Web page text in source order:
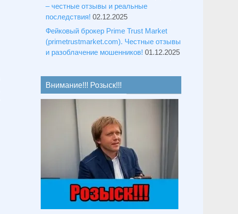
– честные отзывы и реальные
последствия! 02.12.2025
Фейковый брокер Prime Trust Market
(primetrustmarket.com). Честные отзывы
и разоблачение мошенников! 01.12.2025
Внимание!!! Розыск!!!